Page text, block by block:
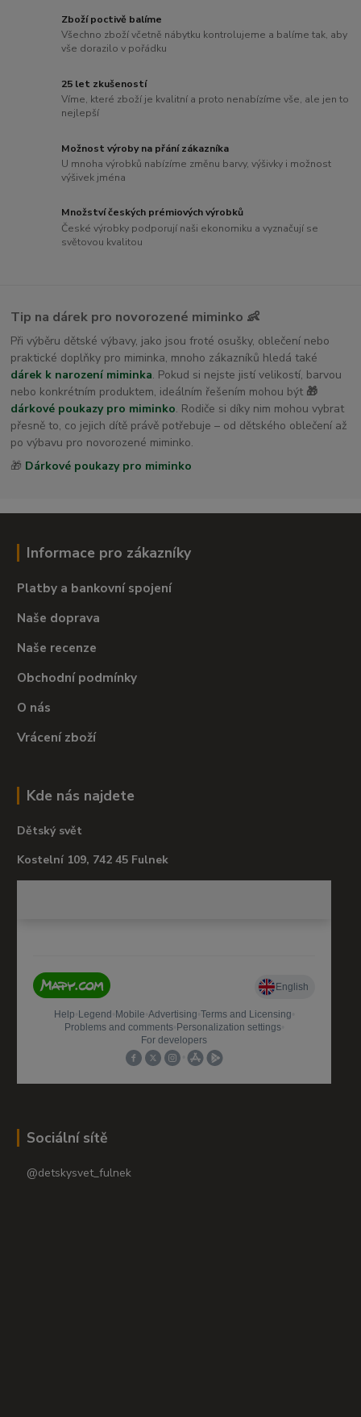
Zboží poctivě balíme
Všechno zboží včetně nábytku kontrolujeme a balíme tak, aby
vše dorazilo v pořádku
25 let zkušeností
Víme, které zboží je kvalitní a proto nenabízíme vše, ale jen to
nejlepší
Možnost výroby na přání zákazníka
U mnoha výrobků nabízíme změnu barvy, výšivky i možnost
výšivek jména
Množství českých prémiových výrobků
České výrobky podporují naši ekonomiku a vyznačují se
světovou kvalitou
Tip na dárek pro novorozené miminko 👶
Při výběru dětské výbavy, jako jsou froté osušky, oblečení nebo
praktické doplňky pro miminka, mnoho zákazníků hledá také
dárek k narození miminka. Pokud si nejste jistí velikostí, barvou
nebo konkrétním produktem, ideálním řešením mohou být 🎁
dárkové poukazy pro miminko. Rodiče si díky nim mohou vybrat
přesně to, co jejich dítě právě potřebuje – od dětského oblečení až
po výbavu pro novorozené miminko.
🎁 Dárkové poukazy pro miminko
Informace pro zákazníky
Platby a bankovní spojení
Naše doprava
Naše recenze
Obchodní podmínky
O nás
Vrácení zboží
Kde nás najdete
Dětský svět
Kostelní 109, 742 45 Fulnek
Sociální sítě
@detskysvet_fulnek